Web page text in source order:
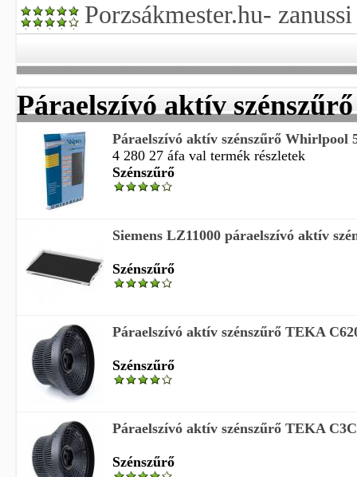
Porzsákmester.hu-
Páraelszívó aktív szénszűrő
Páraelszívó aktív szénszűrő Whirlpool
4 280 27 áfa val termék részletek
Szénszűrő
Siemens LZ11000 páraelszívó aktív
Szénszűrő
Páraelszívó aktív szénszűrő TEKA
Szénszűrő
Páraelszívó aktív szénszűrő TEKA C3C
Szénszűrő